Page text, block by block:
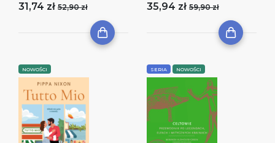
31,74 zł 52,90 zł 35,94 zł 59,90 zł
NOWOŚCI SERIA NOWOŚCI